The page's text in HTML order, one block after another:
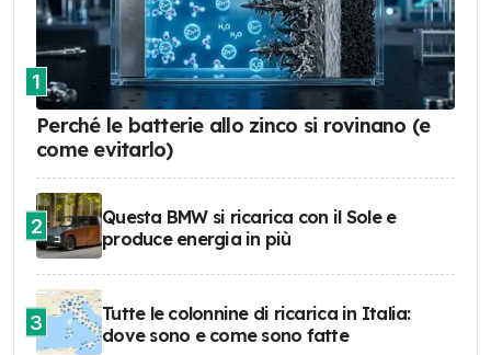
1
Perché le batterie allo zinco si rovinano (e
come evitarlo)
2
Questa BMW si ricarica con il Sole e
produce energia in più
3
Tutte le colonnine di ricarica in Italia:
dove sono e come sono fatte